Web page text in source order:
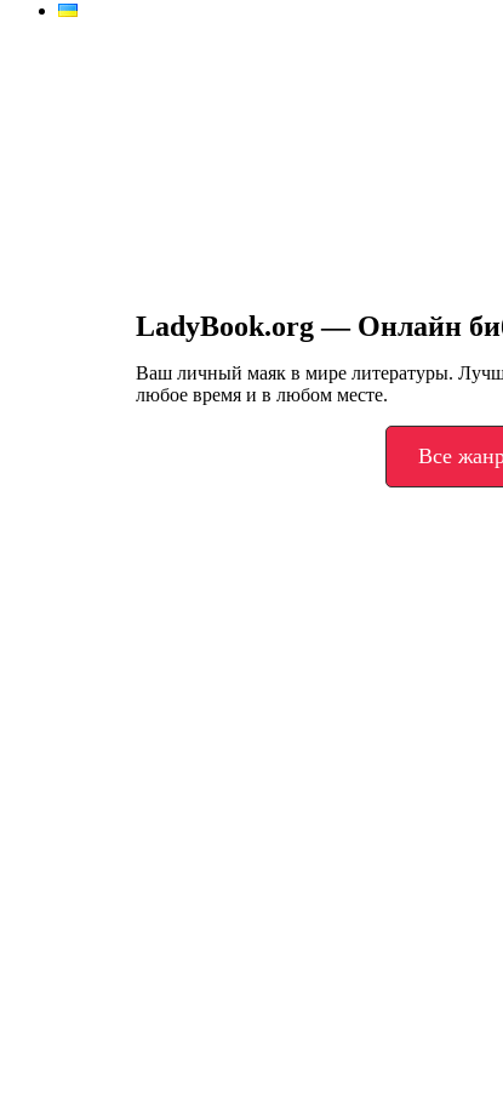
LadyBook.org — Онлайн
Ваш личный маяк в мире литературы.
любое время и в любом месте.
Все